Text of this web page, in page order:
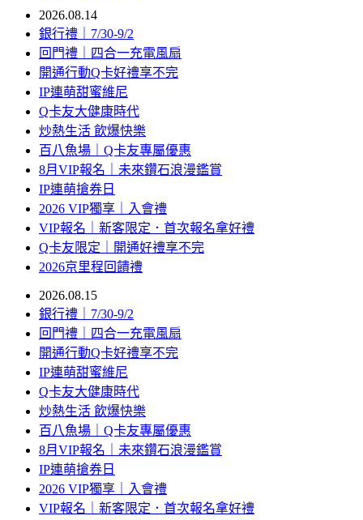
2026.08.14
銀行禮｜7/30-9/2
回門禮｜四合一充電風扇
開通行動Q卡好禮享不完
IP連萌甜蜜維尼
Q卡友大健康時代
炒熱生活 飲爆快樂
百八魚場｜Q卡友專屬優惠
8月VIP報名｜未來鑽石浪漫鑑賞
IP連萌搶券日
2026 VIP獨享｜入會禮
VIP報名｜新客限定．首次報名拿好禮
Q卡友限定｜開通好禮享不完
2026京里程回饋禮
2026.08.15
銀行禮｜7/30-9/2
回門禮｜四合一充電風扇
開通行動Q卡好禮享不完
IP連萌甜蜜維尼
Q卡友大健康時代
炒熱生活 飲爆快樂
百八魚場｜Q卡友專屬優惠
8月VIP報名｜未來鑽石浪漫鑑賞
IP連萌搶券日
2026 VIP獨享｜入會禮
VIP報名｜新客限定．首次報名拿好禮